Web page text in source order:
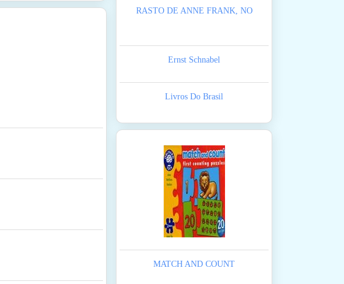
RASTO DE ANNE FRANK, NO
Ernst Schnabel
Livros Do Brasil
MATCH AND COUNT